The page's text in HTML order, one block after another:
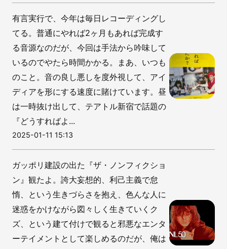
有言実行で、今年は毎日レコーディングし
てる。普通にやれば2ヶ月もあれば完成す
る音源なのだが、今回は手法から吟味して
いるのでやたら時間かかる。まあ、いつも
のこと。音の良し悪しを度外視して、アイ
ディアを形にする速度に賭けています。昼
は一時抜け出して、テアトル新宿で話題の
『どうすればよ...
2025-01-11 15:13
ガッポリ建設の出た『ザ・ノンフィクショ
ン』観たよ。誇大妄想的、利己主義で怠
惰、という生きづらさを抱え、色んな人に
迷惑をかけながら図々しく生きていくク
ズ、という建て付けで観ると邪悪なエンタ
ーテイメントとして楽しめるのだが、俺は